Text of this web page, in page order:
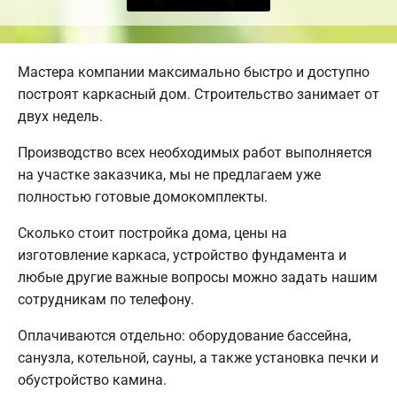
Мастера компании максимально быстро и доступно
построят каркасный дом. Строительство занимает от
двух недель.
Производство всех необходимых работ выполняется
на участке заказчика, мы не предлагаем уже
полностью готовые домокомплекты.
Сколько стоит постройка дома, цены на
изготовление каркаса, устройство фундамента и
любые другие важные вопросы можно задать нашим
сотрудникам по телефону.
Оплачиваются отдельно: оборудование бассейна,
санузла, котельной, сауны, а также установка печки и
обустройство камина.